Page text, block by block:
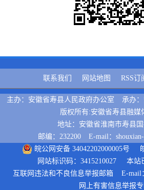
联系我们 网站地图 RSS订
主办：安徽省寿县人民政府办公室
承办
版权所有:安徽省寿县融媒
地址：安徽省淮南市寿县
邮编：232200
E-mail：
皖公网安备 34042202000005号
网站标识码：3415210027
本站
互联网违法和不良信息举报邮箱
E-mail
网上有害信息举报